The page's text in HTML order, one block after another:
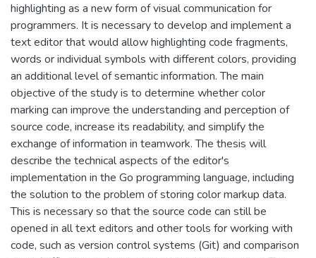
highlighting as a new form of visual communication for
programmers. It is necessary to develop and implement a
text editor that would allow highlighting code fragments,
words or individual symbols with different colors, providing
an additional level of semantic information. The main
objective of the study is to determine whether color
marking can improve the understanding and perception of
source code, increase its readability, and simplify the
exchange of information in teamwork. The thesis will
describe the technical aspects of the editor's
implementation in the Go programming language, including
the solution to the problem of storing color markup data.
This is necessary so that the source code can still be
opened in all text editors and other tools for working with
code, such as version control systems (Git) and comparison